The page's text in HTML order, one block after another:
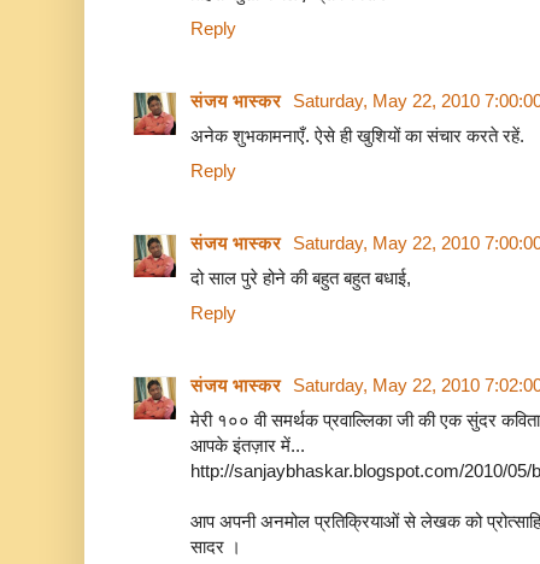
Reply
संजय भास्‍कर Saturday, May 22, 2010
अनेक शुभकामनाएँ. ऐसे ही खुशियों का संचार करते रहें.
Reply
संजय भास्‍कर Saturday, May 22, 2010
दो साल पुरे होने की बहुत बहुत बधाई,
Reply
संजय भास्‍कर Saturday, May 22, 2010
मेरी १०० वी समर्थक प्रवाल्लिका जी की एक सुंदर
आपके इंतज़ार में...
http://sanjaybhaskar.blogspot.com/2010/05/
आप अपनी अनमोल प्रतिक्रियाओं से लेखक को
सादर ।